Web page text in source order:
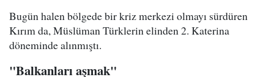
Bugün halen bölgede bir kriz merkezi olmayı sürdüren
Kırım da, Müslüman Türklerin elinden 2. Katerina
döneminde alınmıştı.
"Balkanları aşmak"